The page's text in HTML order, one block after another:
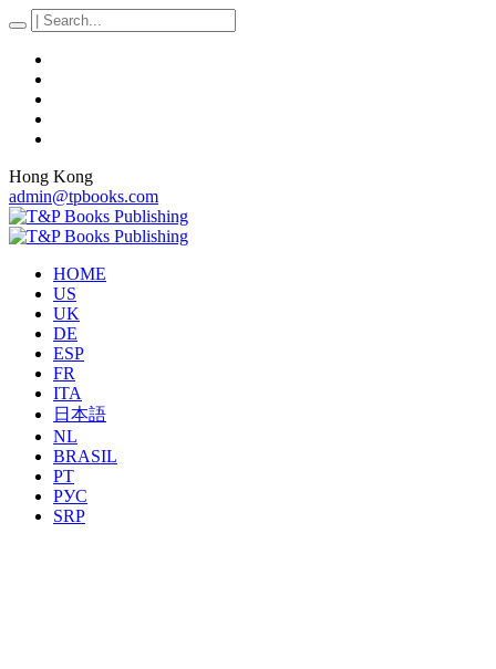
Hong Kong
admin@tpbooks.com
HOME
US
UK
DE
ESP
FR
ITA
日本語
NL
BRASIL
PT
РУС
SRP